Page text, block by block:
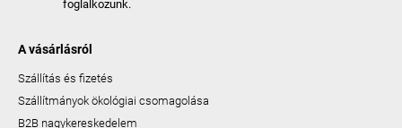
foglalkozunk.
A vásárlásról
Szállítás és fizetés
Szállítmányok ökológiai csomagolása
B2B nagykereskedelem